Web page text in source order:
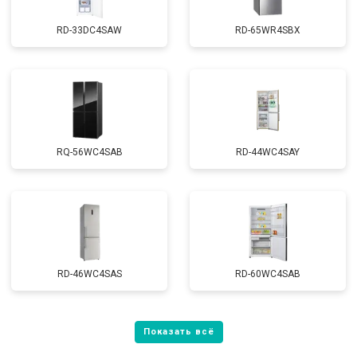
RD-33DC4SAW RD-65WR4SBX
RQ-56WC4SAB RD-44WC4SAY
RD-46WC4SAS RD-60WC4SAB